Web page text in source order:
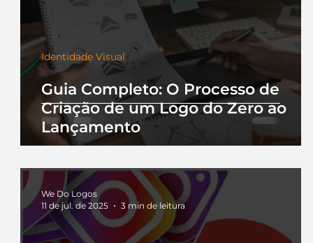
Guia Completo: O Processo de
Criação de um Logo do Zero ao
Lançamento
Identidade Visual
We Do Logos
11 de jul. de 2025
3 min de leitura